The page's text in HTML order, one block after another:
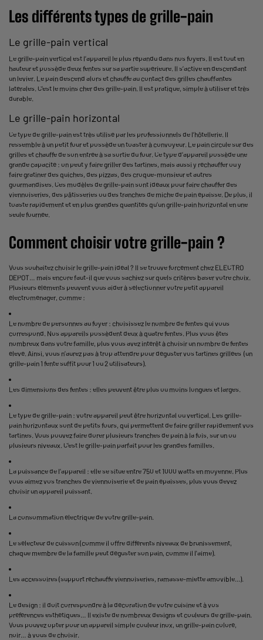
Les différents types de grille-pain
Le grille-pain vertical
Le grille-pain vertical est l’appareil le plus répandu dans nos foyers. Il est tout en
hauteur et possède deux fentes sur sa partie supérieure. Il s’active en descendant
un levier. Le pain descend alors et chauffe au contact des grilles chauffantes
latérales. C’est le moins cher des grille-pain. Il est pratique, simple à utiliser et très
durable.
Le grille-pain horizontal
Ce type de grille-pain est très utilisé par les professionnels de l’hôtellerie. Il
ressemble à un petit four et possède un toaster à convoyeur. Le pain circule sur des
grilles et chauffe de son entrée à sa sortie du four. Ce type d’appareil possède une
grande capacité : on peut y faire griller des tartines, mais aussi y réchauffer ou y
faire gratiner des quiches, des pizzas, des croque-monsieur et autres
gourmandises. Ces modèles de grille-pain sont idéaux pour faire chauffer des
viennoiseries, des pâtisseries ou des tranches de miche de pain épaisse. De plus, il
toaste rapidement et en plus grandes quantités qu’un grille-pain horizontal en une
seule fournée.
Comment choisir votre grille-pain ?
Vous souhaitez choisir le grille-pain idéal ? Il se trouve forcément chez ELECTRO
DEPOT… mais encore faut-il que vous sachiez sur quels critères baser votre choix.
Plusieurs éléments peuvent vous aider à sélectionner votre petit appareil
électroménager, comme :
Le nombre de personnes au foyer : choisissez le nombre de fentes qui vous
correspond. Nos appareils possèdent deux à quatre fentes. Plus vous êtes
nombreux dans votre famille, plus vous avez intérêt à choisir un nombre de fentes
élevé. Ainsi, vous n’aurez pas à trop attendre pour déguster vos tartines grillées (un
grille-pain 1 fente suffit pour 1 ou 2 utilisateurs).
Les dimensions des fentes : elles peuvent être plus ou moins longues et larges.
Le type de grille-pain : votre appareil peut être horizontal ou vertical. Les grille-
pain horizontaux sont de petits fours, qui permettent de faire griller rapidement vos
tartines. Vous pouvez faire dorer plusieurs tranches de pain à la fois, sur un ou
plusieurs niveaux. C’est le grille-pain parfait pour les grandes familles.
La puissance de l’appareil : elle se situe entre 750 et 1000 watts en moyenne. Plus
vous aimez vos tranches de viennoiserie et de pain épaisses, plus vous devez
choisir un appareil puissant.
La consommation électrique de votre grille-pain.
Le sélecteur de cuisson (comme il offre différents niveaux de brunissement,
chaque membre de la famille peut déguster son pain, comme il l'aime).
Les accessoires (support réchauffe viennoiseries, ramasse-miette amovible...).
Le design : il doit correspondre à la décoration de votre cuisine et à vos
préférences esthétiques… Il existe de nombreux designs et couleurs de grille-pain.
Vous pouvez opter pour un appareil simple couleur inox, un grille-pain coloré,
noir… à vous de choisir.